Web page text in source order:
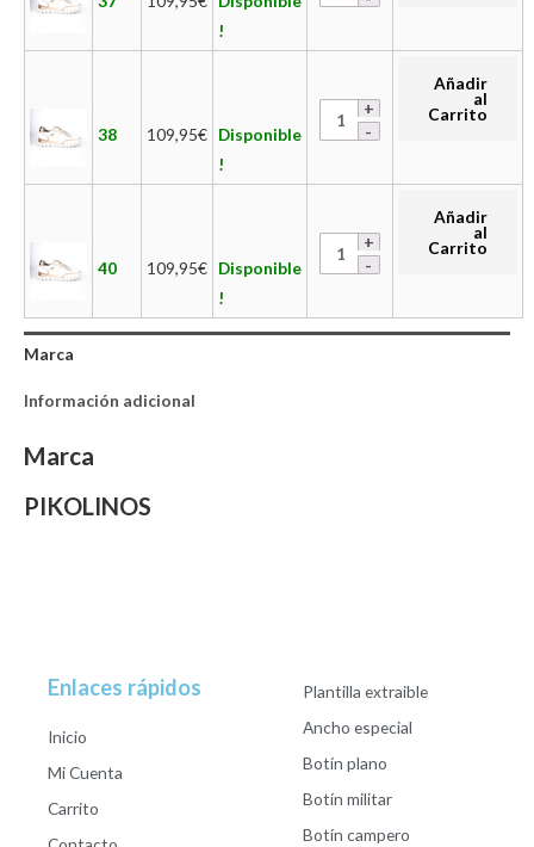
!
38 109,95€ Disponible
!
Añadir
al
Carrito
40 109,95€ Disponible
!
Añadir
al
Carrito
Marca
Información adicional
Marca
PIKOLINOS
Enlaces rápidos
Inicio
Mi Cuenta
Carrito
Plantilla extraible
Ancho especial
Botín plano
Botín militar
Botín campero